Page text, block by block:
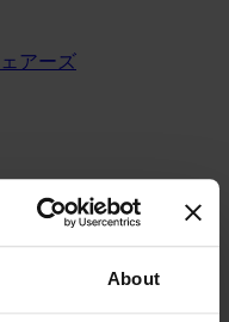
About
アーズ
/スポーツ